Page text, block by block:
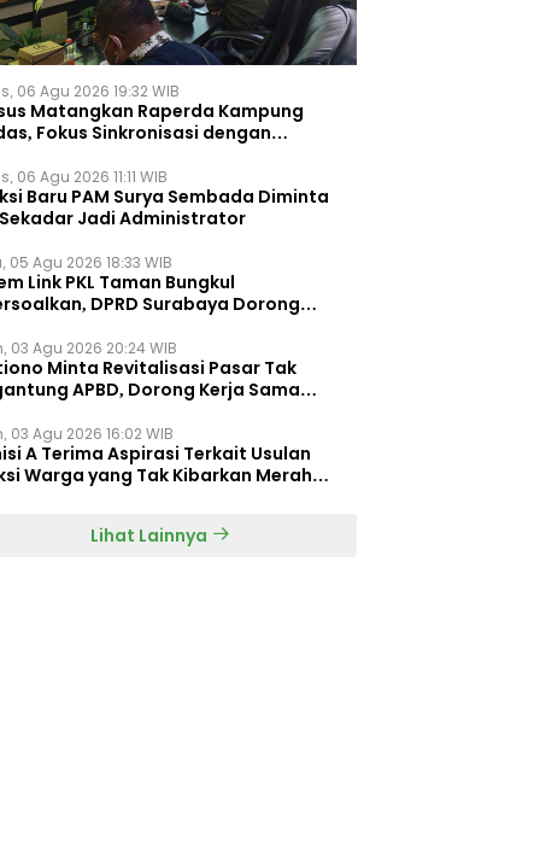
06 Agu 2026 19:32 WIB
Matangkan Raperda Kampung
Fokus Sinkronisasi dengan
06 Agu 2026 11:11 WIB
Baru PAM Surya Sembada Diminta
Jadi Administrator
05 Agu 2026 18:33 WIB
Link PKL Taman Bungkul
DPRD Surabaya Dorong
03 Agu 2026 20:24 WIB
Minta Revitalisasi Pasar Tak
APBD, Dorong Kerja Sama
03 Agu 2026 16:02 WIB
A Terima Aspirasi Terkait Usulan
Warga yang Tak Kibarkan Merah
Lihat Lainnya